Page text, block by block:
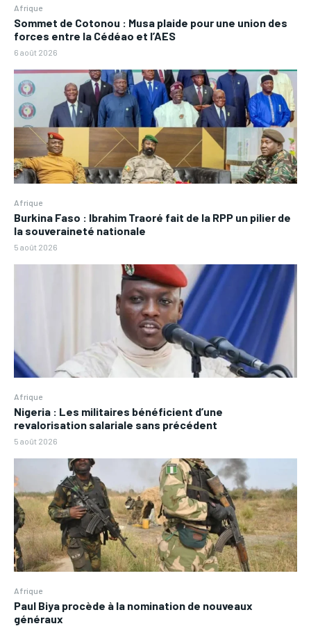
Afrique
Sommet de Cotonou : Musa plaide pour une union des
forces entre la Cédéao et l’AES
6 août 2026
Afrique
Burkina Faso : Ibrahim Traoré fait de la RPP un pilier de
la souveraineté nationale
5 août 2026
Afrique
Nigeria : Les militaires bénéficient d’une
revalorisation salariale sans précédent
5 août 2026
Afrique
Paul Biya procède à la nomination de nouveaux
généraux